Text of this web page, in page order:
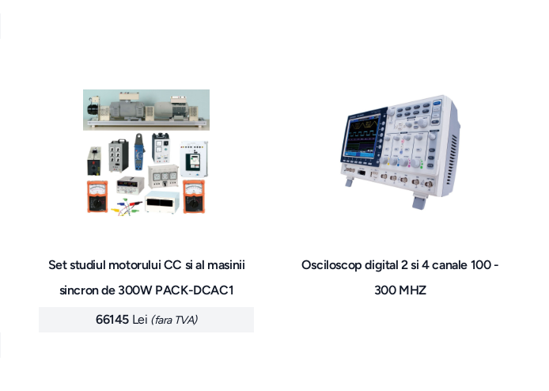
Set studiul motorului CC si al masinii
sincron de 300W PACK-DCAC1
66145 Lei (fara TVA)
Osciloscop digital 2 si 4 canale 100 -
300 MHZ